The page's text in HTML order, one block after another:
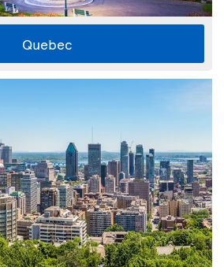
Quebec